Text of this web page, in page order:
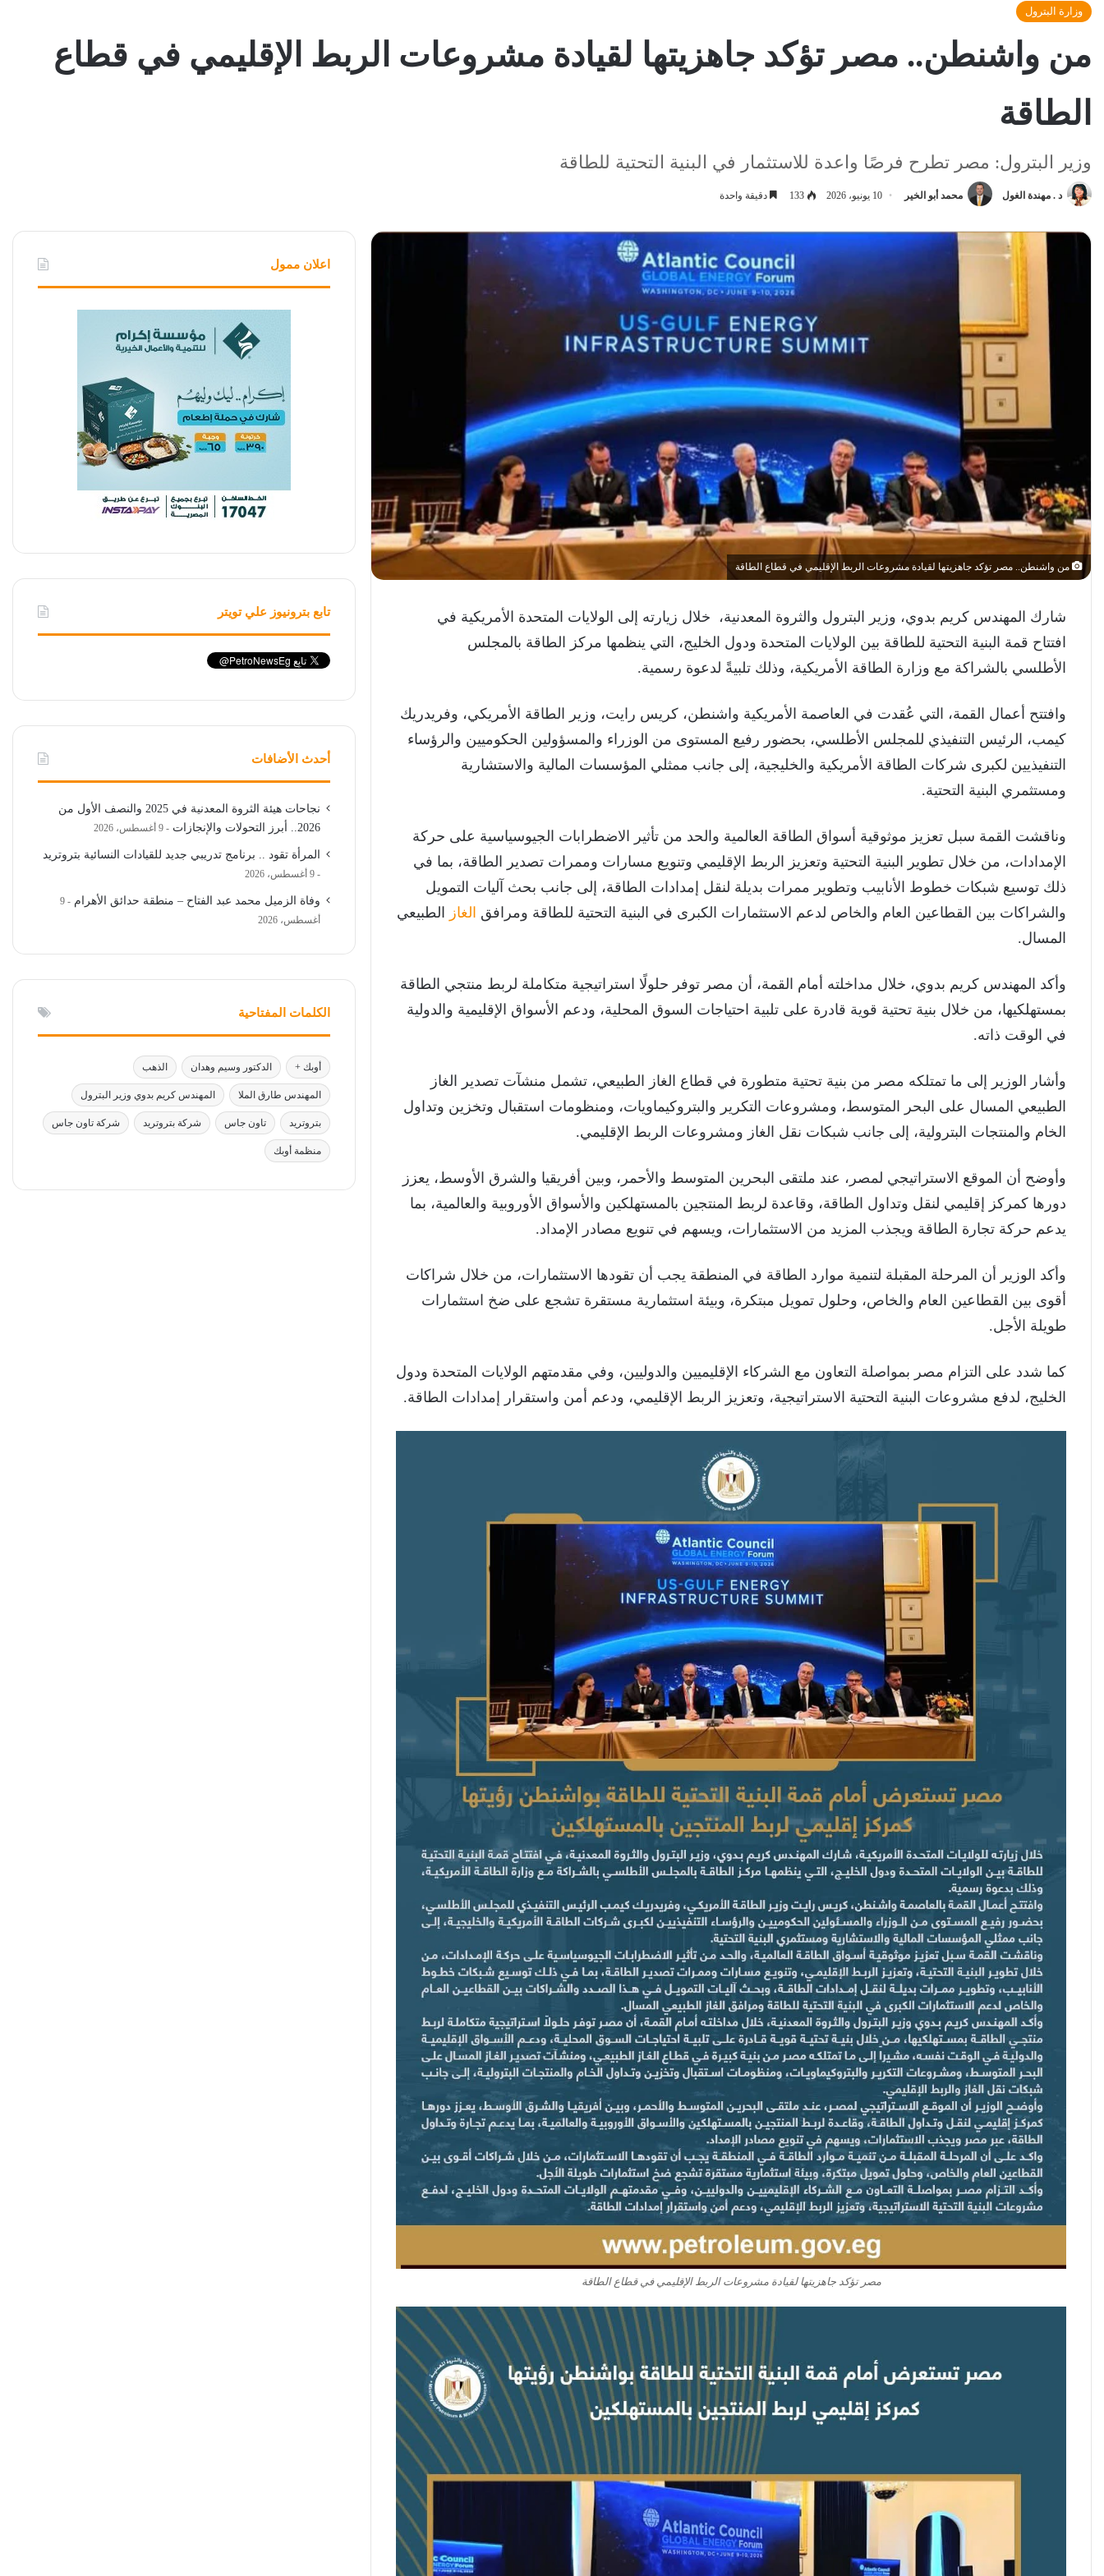
وزارة البترول
من واشنطن.. مصر تؤكد جاهزيتها لقيادة مشروعات الربط الإقليمي في قطاع
الطاقة
وزير البترول: مصر تطرح فرصًا واعدة للاستثمار في البنية التحتية للطاقة
د . مهندة الغول محمد أبو الخير 10 يونيو، 2026 133 دقيقة واحدة
من واشنطن.. مصر تؤكد جاهزيتها لقيادة مشروعات الربط الإقليمي في قطاع الطاقة
شارك المهندس كريم بدوي، وزير البترول والثروة المعدنية، خلال زيارته إلى الولايات المتحدة الأمريكية في
افتتاح قمة البنية التحتية للطاقة بين الولايات المتحدة ودول الخليج، التي ينظمها مركز الطاقة بالمجلس
الأطلسي بالشراكة مع وزارة الطاقة الأمريكية، وذلك تلبيةً لدعوة رسمية.
وافتتح أعمال القمة، التي عُقدت في العاصمة الأمريكية واشنطن، كريس رايت، وزير الطاقة الأمريكي، وفريدريك
كيمب، الرئيس التنفيذي للمجلس الأطلسي، بحضور رفيع المستوى من الوزراء والمسؤولين الحكوميين والرؤساء
التنفيذيين لكبرى شركات الطاقة الأمريكية والخليجية، إلى جانب ممثلي المؤسسات المالية والاستشارية
ومستثمري البنية التحتية.
وناقشت القمة سبل تعزيز موثوقية أسواق الطاقة العالمية والحد من تأثير الاضطرابات الجيوسياسية على حركة
الإمدادات، من خلال تطوير البنية التحتية وتعزيز الربط الإقليمي وتنويع مسارات وممرات تصدير الطاقة، بما في
ذلك توسيع شبكات خطوط الأنابيب وتطوير ممرات بديلة لنقل إمدادات الطاقة، إلى جانب بحث آليات التمويل
والشراكات بين القطاعين العام والخاص لدعم الاستثمارات الكبرى في البنية التحتية للطاقة ومرافق الغاز
الطبيعي
المسال.
وأكد المهندس كريم بدوي، خلال مداخلته أمام القمة، أن مصر توفر حلولًا استراتيجية متكاملة لربط منتجي الطاقة
بمستهلكيها، من خلال بنية تحتية قوية قادرة على تلبية احتياجات السوق المحلية، ودعم الأسواق الإقليمية والدولية
في الوقت ذاته.
وأشار الوزير إلى ما تمتلكه مصر من بنية تحتية متطورة في قطاع الغاز الطبيعي، تشمل منشآت تصدير الغاز
الطبيعي المسال على البحر المتوسط، ومشروعات التكرير والبتروكيماويات، ومنظومات استقبال وتخزين وتداول
الخام والمنتجات البترولية، إلى جانب شبكات نقل الغاز ومشروعات الربط الإقليمي.
وأوضح أن الموقع الاستراتيجي لمصر، عند ملتقى البحرين المتوسط والأحمر، وبين أفريقيا والشرق الأوسط، يعزز
دورها كمركز إقليمي لنقل وتداول الطاقة، وقاعدة لربط المنتجين بالمستهلكين والأسواق الأوروبية والعالمية، بما
يدعم حركة تجارة الطاقة ويجذب المزيد من الاستثمارات، ويسهم في تنويع مصادر الإمداد.
وأكد الوزير أن المرحلة المقبلة لتنمية موارد الطاقة في المنطقة يجب أن تقودها الاستثمارات، من خلال شراكات
أقوى بين القطاعين العام والخاص، وحلول تمويل مبتكرة، وبيئة استثمارية مستقرة تشجع على ضخ استثمارات
طويلة الأجل.
كما شدد على التزام مصر بمواصلة التعاون مع الشركاء الإقليميين والدوليين، وفي مقدمتهم الولايات المتحدة ودول
الخليج، لدفع مشروعات البنية التحتية الاستراتيجية، وتعزيز الربط الإقليمي، ودعم أمن واستقرار إمدادات الطاقة.
مصر تؤكد جاهزيتها لقيادة مشروعات الربط الإقليمي في قطاع الطاقة
اعلان ممول
تابع بترونيوز علي تويتر
أحدث الأضافات
نجاحات هيئة الثروة المعدنية في 2025 والنصف الأول من
2026.. أبرز التحولات والإنجازات
9 أغسطس، 2026
المرأة تقود .. برنامج تدريبي جديد للقيادات النسائية بتروتريد
9 أغسطس، 2026
وفاة الزميل محمد عبد الفتاح – منطقة حدائق الأهرام
9
أغسطس، 2026
الكلمات المفتاحية
أوبك + الدكتور وسيم وهدان الذهب
المهندس طارق الملا المهندس كريم بدوي وزير البترول
بتروتريد تاون جاس شركة بتروتريد شركة تاون جاس
منظمة أوبك